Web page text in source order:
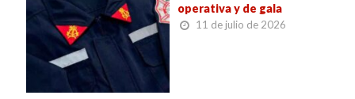
operativa y de gala
11 de julio de 2026